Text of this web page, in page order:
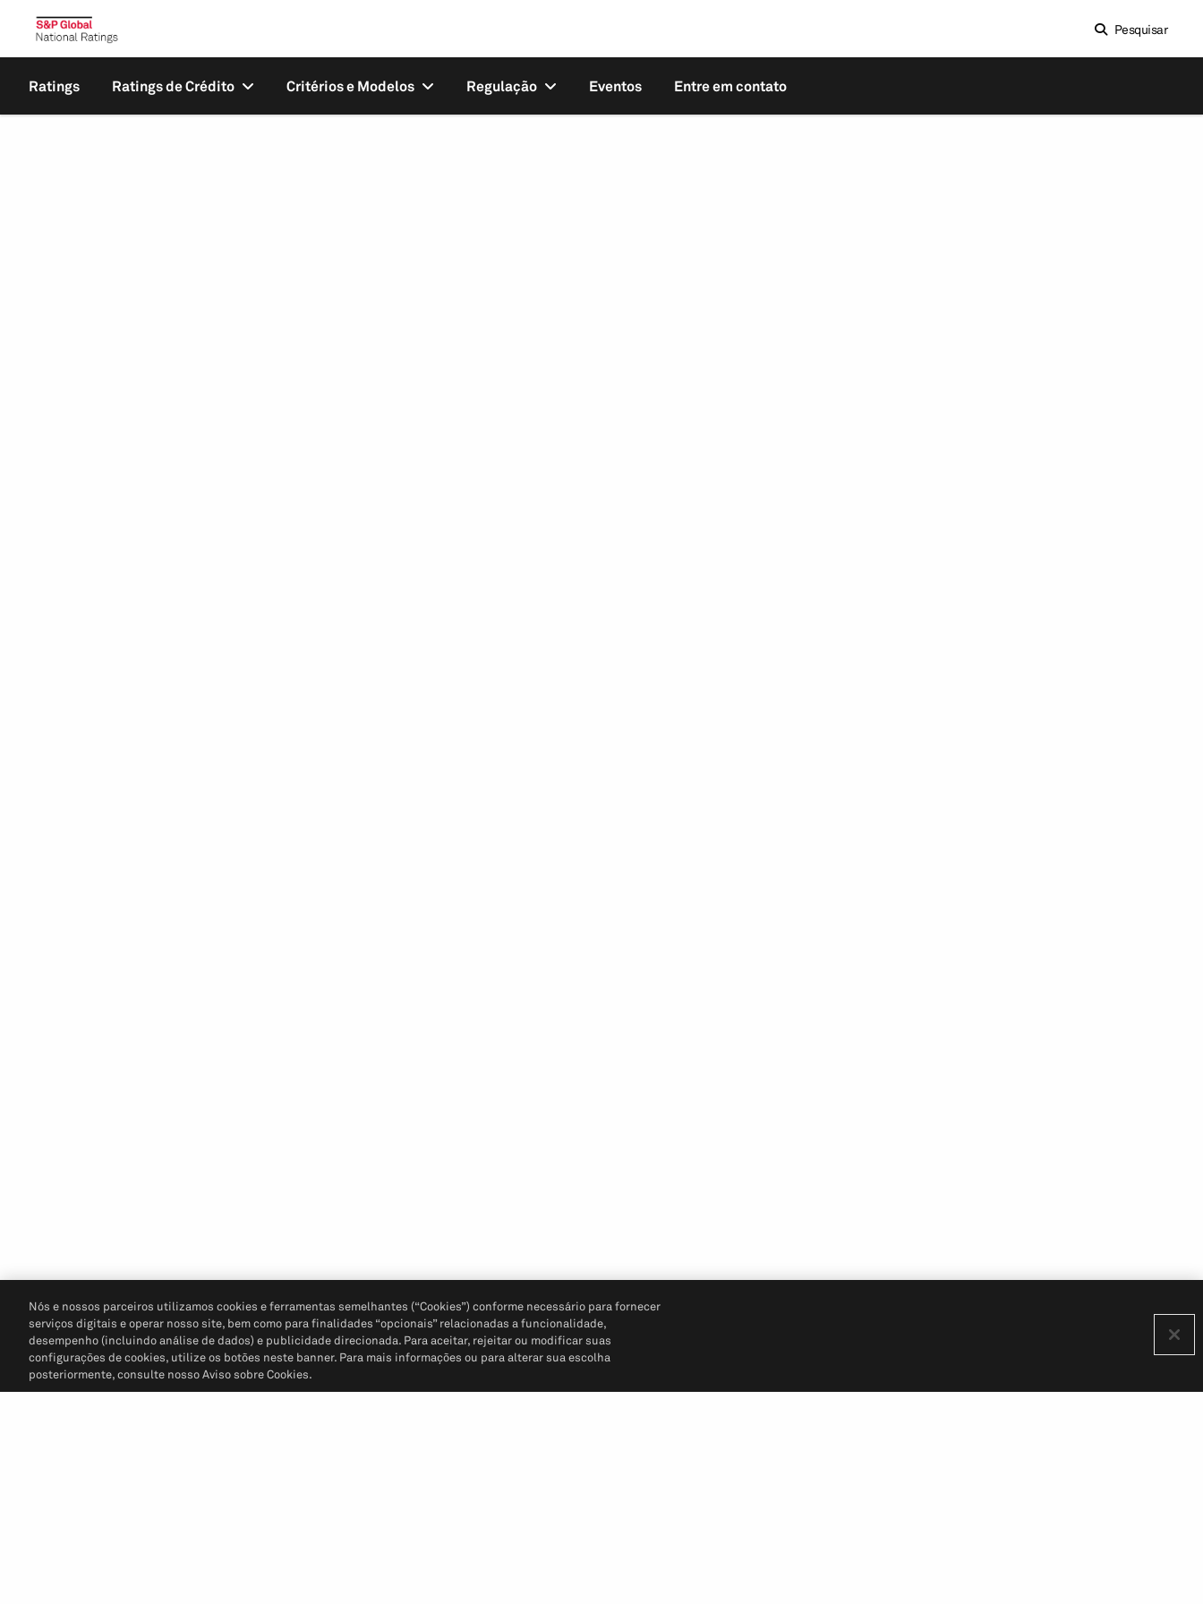
Pesquisar
Ratings Ratings de Crédito Critérios e Modelos Regulação Eventos Entre em contato
Nós e nossos parceiros utilizamos cookies e ferramentas semelhantes (“Cookies”) conforme necessário para fornecer
serviços digitais e operar nosso site, bem como para finalidades “opcionais” relacionadas a funcionalidade,
desempenho (incluindo análise de dados) e publicidade direcionada. Para aceitar, rejeitar ou modificar suas
configurações de cookies, utilize os botões neste banner. Para mais informações ou para alterar sua escolha
posteriormente, consulte nosso Aviso sobre Cookies.